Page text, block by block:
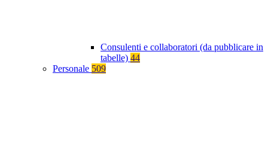
Consulenti e collaboratori (da pubblicare in
tabelle) 44
Personale 509